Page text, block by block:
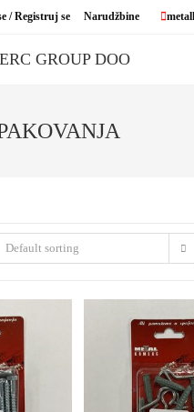
/ Registruj se Narudžbine
GROUP DOO
Default sorting